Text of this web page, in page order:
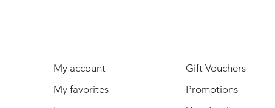
My account
My favorites
Gift Vouchers
Promotions